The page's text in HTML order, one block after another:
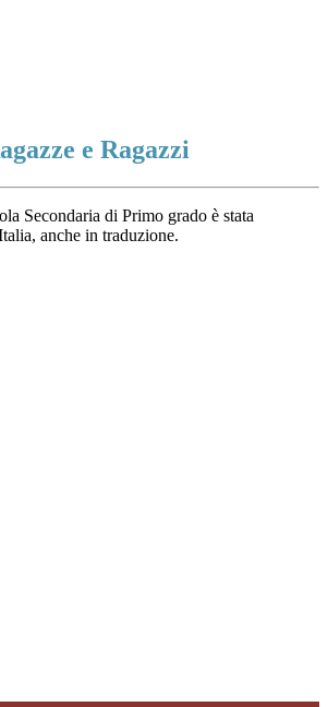
e Ragazzi
Secondaria di Primo grado è stata
anche in traduzione.